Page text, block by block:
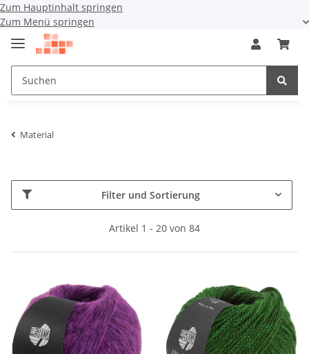
Zum Hauptinhalt springen
Zum Menü springen
Material
Filter und Sortierung
Artikel 1 - 20 von 84